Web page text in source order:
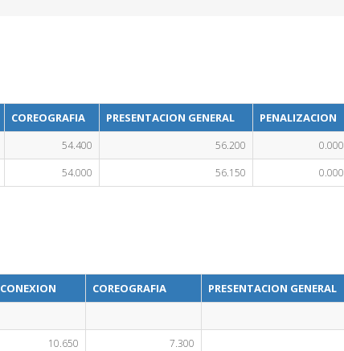
COREOGRAFIA PRESENTACION GENERAL PENALIZACION
54.400 56.200 0.000
54.000 56.150 0.000
CONEXION COREOGRAFIA PRESENTACION GENERAL
10.650 7.300